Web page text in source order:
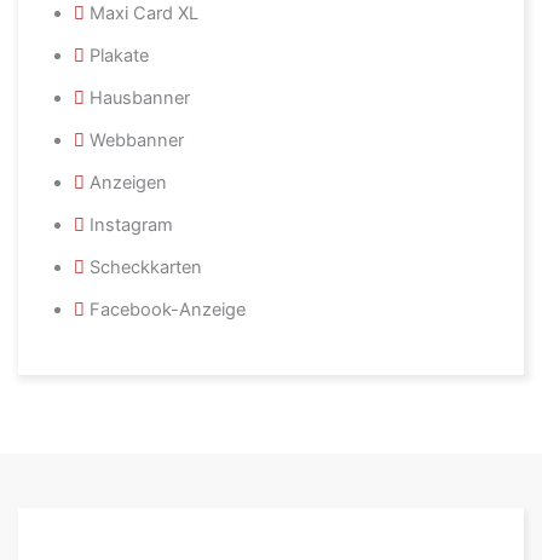
Maxi Card XL
Plakate
Hausbanner
Webbanner
Anzeigen
Instagram
Scheckkarten
Facebook-Anzeige